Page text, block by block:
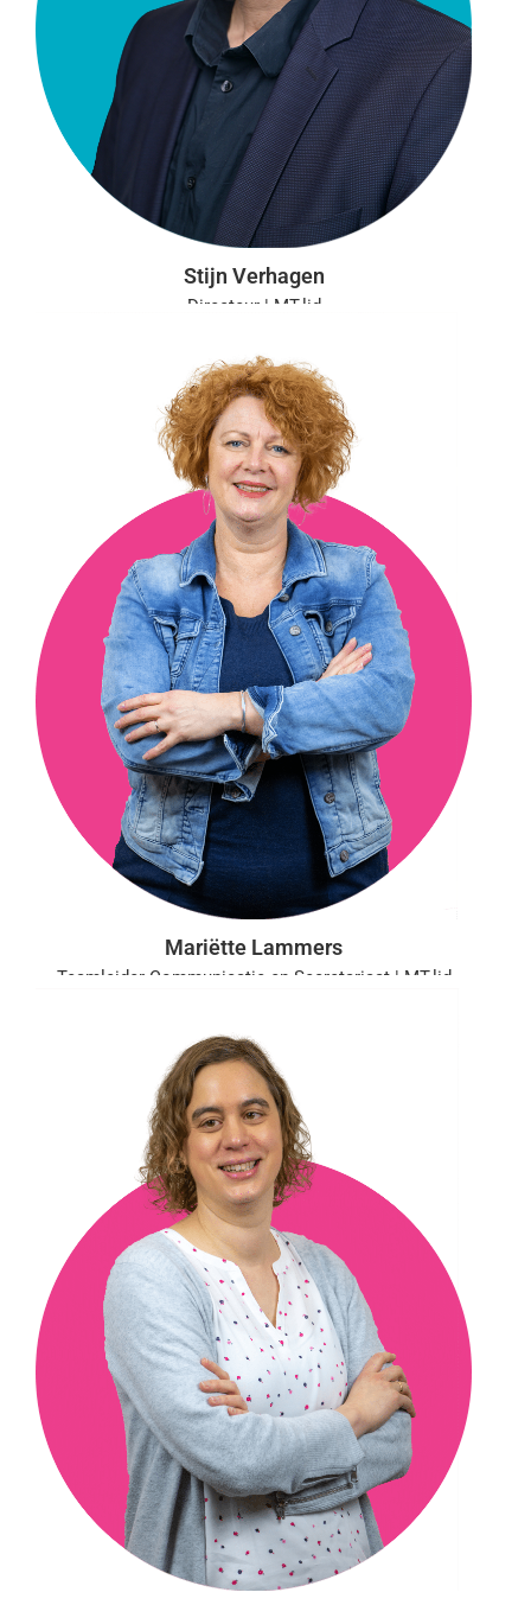
Stijn Verhagen
Directeur | MT-lid
info@vgct.nl
0302543054
Mariëtte Lammers
Teamleider Communicatie en Secretariaat | MT-lid
m.lammers@vgct.nl
0302361561